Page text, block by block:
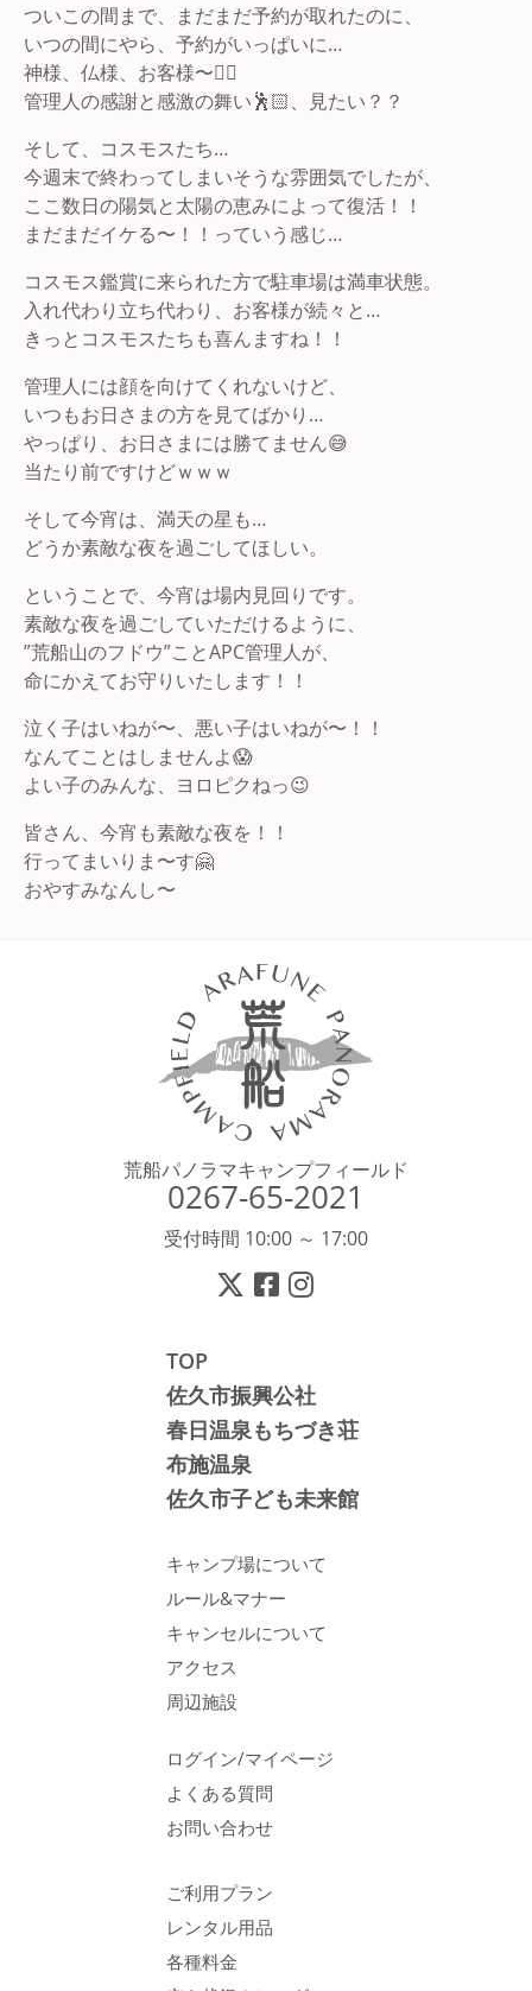
ついこの間まで、まだまだ予約が取れたのに、
いつの間にやら、予約がいっぱいに…
神様、仏様、お客様〜🙇‍♂️
管理人の感謝と感激の舞い🕺🏻、見たい？？
そして、コスモスたち…
今週末で終わってしまいそうな雰囲気でしたが、
ここ数日の陽気と太陽の恵みによって復活！！
まだまだイケる〜！！っていう感じ…
コスモス鑑賞に来られた方で駐車場は満車状態。
入れ代わり立ち代わり、お客様が続々と…
きっとコスモスたちも喜んますね！！
管理人には顔を向けてくれないけど、
いつもお日さまの方を見てばかり…
やっぱり、お日さまには勝てません😅
当たり前ですけどｗｗｗ
そして今宵は、満天の星も…
どうか素敵な夜を過ごしてほしい。
ということで、今宵は場内見回りです。
素敵な夜を過ごしていただけるように、
”荒船山のフドウ”ことAPC管理人が、
命にかえてお守りいたします！！
泣く子はいねが〜、悪い子はいねが〜！！
なんてことはしませんよ😱
よい子のみんな、ヨロピクねっ😉
皆さん、今宵も素敵な夜を！！
行ってまいりま〜す🤗
おやすみなんし〜
荒船パノラマキャンプフィールド
0267-65-2021
受付時間 10:00 ～ 17:00
TOP
佐久市振興公社
春日温泉もちづき荘
布施温泉
佐久市子ども未来館
キャンプ場について
ルール&マナー
キャンセルについて
アクセス
周辺施設
ログイン/マイページ
よくある質問
お問い合わせ
ご利用プラン
レンタル用品
各種料金